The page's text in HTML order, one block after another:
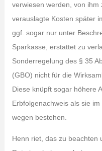
verwiesen werden, von
verauslagte Kosten später
ggf. sogar nur unter
Sparkasse, erstattet zu
Sonderregelung des § 35
(GBO) nicht für die
Diese knüpft sogar höhere
Erbfolgenachweis als sie
wegen bestehen.
Henn riet, das zu beachten